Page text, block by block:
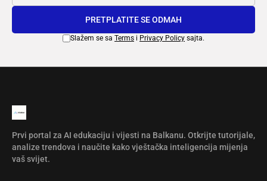
PRETPLATITE SE ODMAH
Slažem se sa Terms i Privacy Policy sajta.
Prvi portal za AI edukaciju i vijesti na Balkanu. Otkrijte tutorijale,
analize trendova i naučite kako vještačka inteligencija mijenja
vaš svijet.